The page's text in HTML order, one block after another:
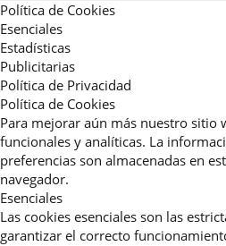
Política de Cookies
Esenciales
Estadísticas
Publicitarias
Política de Privacidad
Política de Cookies
Para mejorar aún más nuestro sitio
funcionales y analíticas. La
preferencias son almacenadas en
navegador.
Esenciales
Las cookies esenciales son las
garantizar el correcto